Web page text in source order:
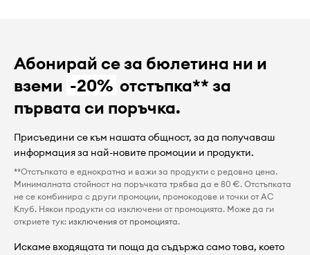
Абонирай се за бюлетина ни и
вземи -20% отстъпка** за
първата си поръчка.
Присъедини се към нашата общност, за да получаваш
информация за най-новите промоции и продукти.
**Отстъпката е еднократна и важи за продукти с редовна цена.
Минималната стойност на поръчката трябва да е 80 €. Отстъпката
не се комбинира с други промоции, промокодове и точки от AC
Клуб. Някои продукти са изключени от промоцията. Може да ги
откриете тук: изключения от промоцията.
Искаме входящата ти поща да съдържа само това, което